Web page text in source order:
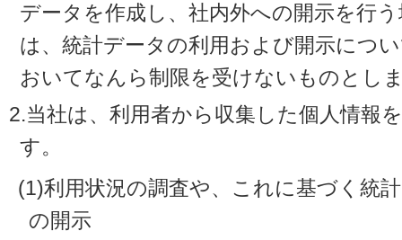
データを作成し、社内外への開示を行
は、統計データの利用および開示につ
おいてなんら制限を受けないものとし
2.当社は、利用者から収集した個人情報
す。
(1)利用状況の調査や、これに基づく統
の開示